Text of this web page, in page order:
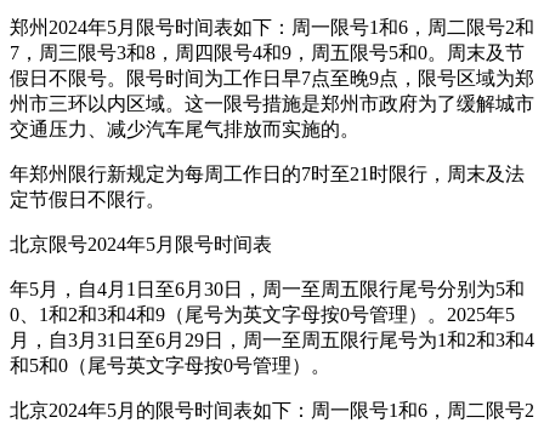
郑州2024年5月限号时间表如下：周一限号1和6，周二限号2和
7，周三限号3和8，周四限号4和9，周五限号5和0。周末及节
假日不限号。限号时间为工作日早7点至晚9点，限号区域为郑
州市三环以内区域。这一限号措施是郑州市政府为了缓解城市
交通压力、减少汽车尾气排放而实施的。
年郑州限行新规定为每周工作日的7时至21时限行，周末及法
定节假日不限行。
北京限号2024年5月限号时间表
年5月，自4月1日至6月30日，周一至周五限行尾号分别为5和
0、1和2和3和4和9（尾号为英文字母按0号管理）。2025年5
月，自3月31日至6月29日，周一至周五限行尾号为1和2和3和4
和5和0（尾号英文字母按0号管理）。
北京2024年5月的限号时间表如下：周一限号1和6，周二限号2